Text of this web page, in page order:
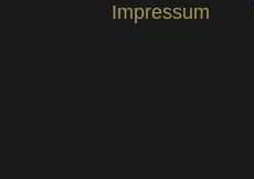
Impressum